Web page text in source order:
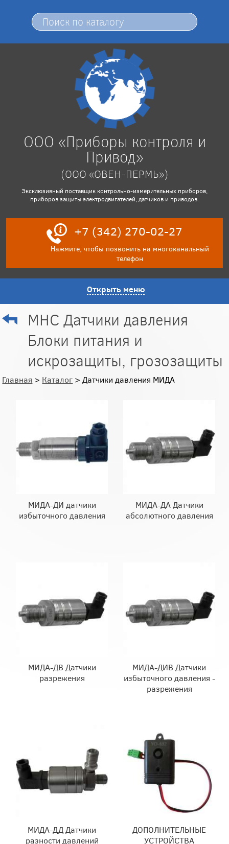
ООО «Приборы контроля и
Привод»
(ООО «ОВЕН-ПЕРМЬ»)
Эксклюзивный поставщик контрольно-измерительных приборов,
приборов защиты электродвигателей, датчиков и приводов.
+7 (342) 270-02-27
Нажмите, чтобы позвонить на многоканальный
телефон
Открыть меню
МНС Датчики давления
Блоки питания и
искрозащиты, грозозащиты
Главная > Каталог > Датчики давления МИДА
МИДА-ДИ датчики
избыточного давления
МИДА-ДА Датчики
абсолютного давления
МИДА-ДВ Датчики
разрежения
МИДА-ДИВ Датчики
избыточного давления -
разрежения
МИДА-ДД Датчики
разности давлений
ДОПОЛНИТЕЛЬНЫЕ
УСТРОЙСТВА